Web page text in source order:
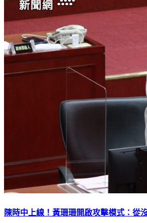
陳時中上線！黃珊珊開啟攻擊模式：從